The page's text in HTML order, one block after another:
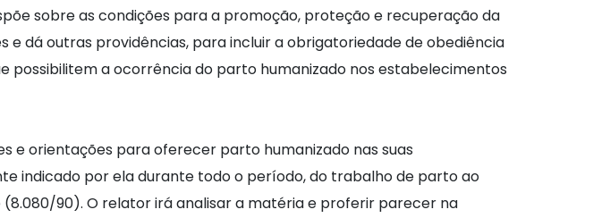
sobre as condições para a promoção, proteção e recuperação da
dá outras providências, para incluir a obrigatoriedade de obediência
possibilitem a ocorrência do parto humanizado nos estabelecimentos
e orientações para oferecer parto humanizado nas suas
indicado por ela durante todo o período, do trabalho de parto ao
90). O relator irá analisar a matéria e proferir parecer na